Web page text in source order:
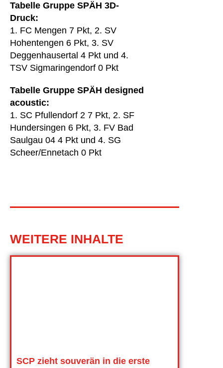
Tabelle Gruppe SPÄH 3D-
Druck:
1. FC Mengen 7 Pkt, 2. SV
Hohentengen 6 Pkt, 3. SV
Deggenhausertal 4 Pkt und 4.
TSV Sigmaringendorf 0 Pkt
Tabelle Gruppe SPÄH designed
acoustic:
1. SC Pfullendorf 2 7 Pkt, 2. SF
Hundersingen 6 Pkt, 3. FV Bad
Saulgau 04 4 Pkt und 4. SG
Scheer/Ennetach 0 Pkt
WEITERE INHALTE
SCP zieht souverän in die erste